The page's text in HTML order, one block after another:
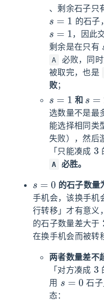
、剩余石子只
s=1 的石
s=1 ，因此
剩余是在只有
A
必败，同
被取完，也是
败；
s =1 和 s =2
选数量不是最
能选择相同类
失败），然后
「只能凑成 3
A
必胜。
s =0 的石子数量
手机会，该换手机
行转移」才有意义
的石子数量差大于
在换手机会而被转
两者数量差不
「对方凑成 3
用 s=0
石
态：